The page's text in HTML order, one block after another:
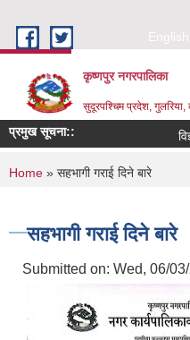
English
कृष्णपुर नगरपालिका
सुदूरपश्चिम प्रदेश,
प्रमुख सूचना::
You are here
Home » सहभागी गराई दिने बारे
सहभागी गराई दिने बारे
Submitted on: Wed, 06/